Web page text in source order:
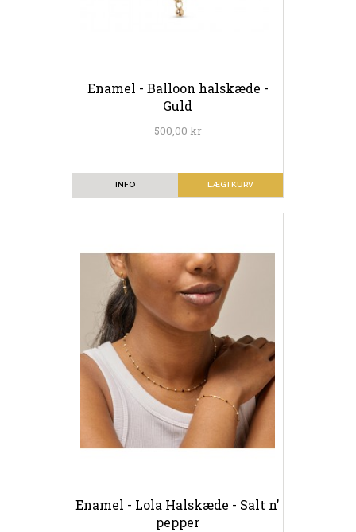
Enamel - Balloon halskæde -
Guld
500,00 kr
LÆG I KURV
INFO
Enamel - Lola Halskæde - Salt n'
pepper